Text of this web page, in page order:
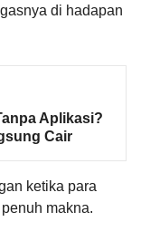
di hadapan
Aplikasi?
Cair
ketika para
makna.